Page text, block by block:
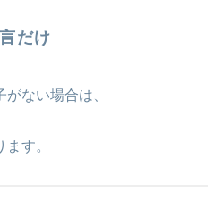
だけ
ない場合は、
す。